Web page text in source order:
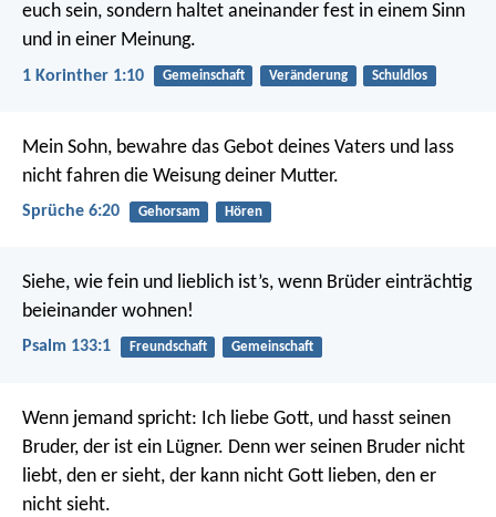
euch sein, sondern haltet aneinander fest in einem Sinn
und in einer Meinung.
1 Korinther 1:10 Gemeinschaft Veränderung Schuldlos
Mein Sohn, bewahre das Gebot deines Vaters und lass
nicht fahren die Weisung deiner Mutter.
Sprüche 6:20 Gehorsam Hören
Siehe, wie fein und lieblich ist’s, wenn Brüder einträchtig
beieinander wohnen!
Psalm 133:1 Freundschaft Gemeinschaft
Wenn jemand spricht: Ich liebe Gott, und hasst seinen
Bruder, der ist ein Lügner. Denn wer seinen Bruder nicht
liebt, den er sieht, der kann nicht Gott lieben, den er
nicht sieht.